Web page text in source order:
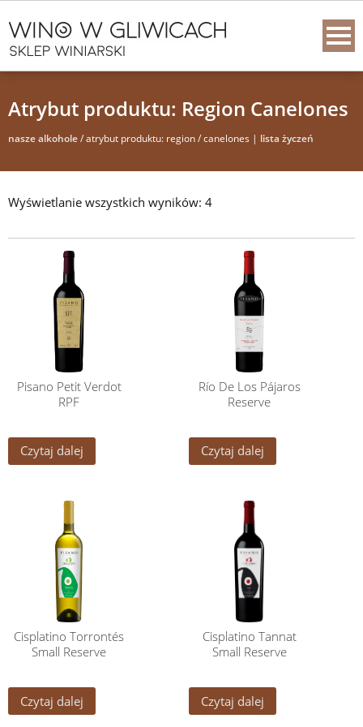
Atrybut produktu: Region Canelones
nasze alkohole/ atrybut produktu: region / canelones | lista życzeń
Wyświetlanie wszystkich wyników: 4
Pisano Petit Verdot
RPF
Czytaj dalej
Río De Los Pájaros
Reserve
Czytaj dalej
Cisplatino Torrontés
Small Reserve
Czytaj dalej
Cisplatino Tannat
Small Reserve
Czytaj dalej